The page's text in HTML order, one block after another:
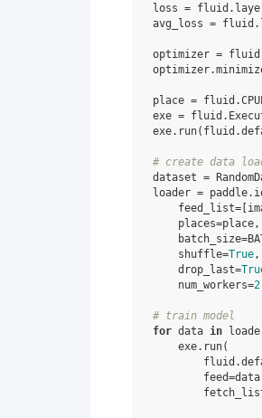
loss = fluid .
avg_loss = fluid .
optimizer = fluid
optimizer.
place = fluid .
exe = fluid .
exe. run( fluid .
# create data
dataset =
loader = paddle.
feed_list=
places=place,
batch_size=
shuffle=True,
drop_last=
num_workers=2
# train model
for data in
exe. run(
fluid .
feed=data